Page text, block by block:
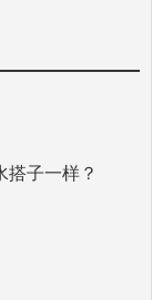
搭子一样？